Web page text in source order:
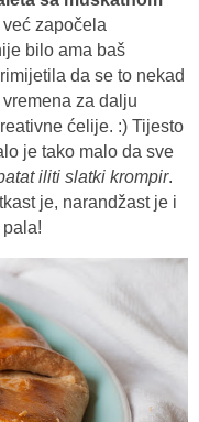
započela
bilo ama baš
da se to nekad
za dalju
ćelije. :) Tijesto
je tako malo da sve
iliti slatki krompir.
je, narandžast je i